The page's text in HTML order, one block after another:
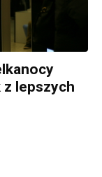
z lepszych